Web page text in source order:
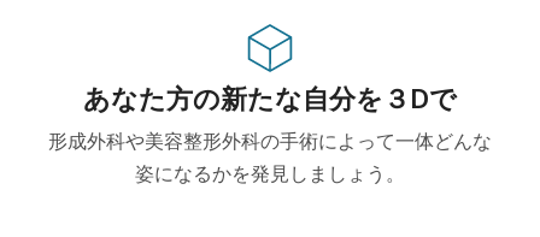
あなた方の新たな自分を３Dで
形成外科や美容整形外科の手術によって一体どんな
姿になるかを発見しましょう。